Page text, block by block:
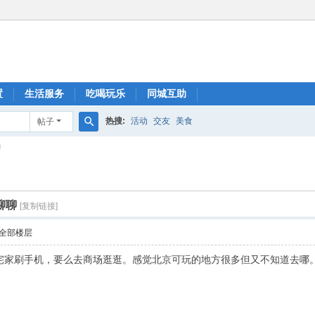
生活服务 吃喝玩乐 同城互助
帖子 热搜: 活动 交友 美食
聊 [复制链接]
部楼层
刷手机，要么去商场逛逛。感觉北京可玩的地方很多但又不知道去